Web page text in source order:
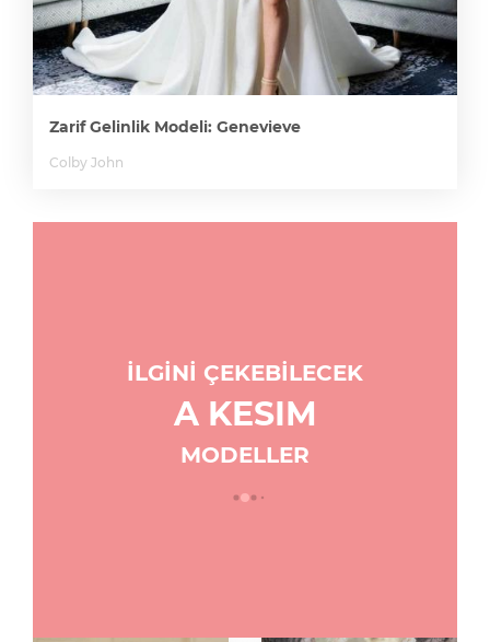
Zarif Gelinlik Modeli: Genevieve
Colby John
İLGİNİ ÇEKEBİLECEK
A KESIM
MODELLER